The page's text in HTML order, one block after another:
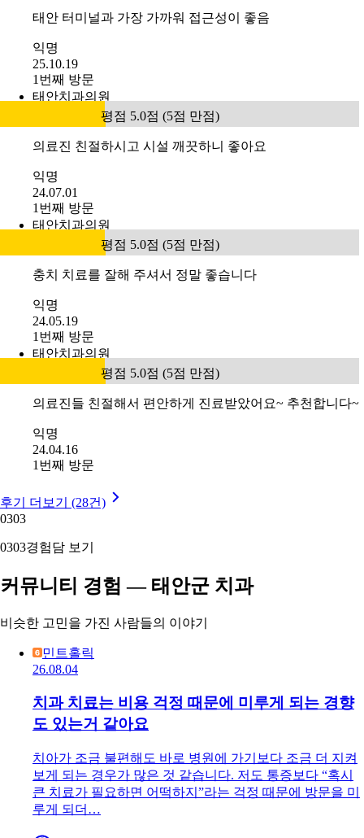
태안 터미널과 가장 가까워 접근성이 좋음
익명
25.10.19
1번째 방문
태안치과의원
평점 5.0점 (5점 만점)
의료진 친절하시고 시설 깨끗하니 좋아요
익명
24.07.01
1번째 방문
태안치과의원
평점 5.0점 (5점 만점)
충치 치료를 잘해 주셔서 정말 좋습니다
익명
24.05.19
1번째 방문
태안치과의원
평점 5.0점 (5점 만점)
의료진들 친절해서 편안하게 진료받았어요~ 추천합니다~
익명
24.04.16
1번째 방문
후기 더보기 (28건)
0303
0303경험담 보기
커뮤니티 경험 — 태안군 치과
비슷한 고민을 가진 사람들의 이야기
민트홀릭
26.08.04
치과 치료는 비용 걱정 때문에 미루게 되는 경향
도 있는거 같아요
치아가 조금 불편해도 바로 병원에 가기보다 조금 더 지켜
보게 되는 경우가 많은 것 같습니다. 저도 통증보다 “혹시
큰 치료가 필요하면 어떡하지”라는 걱정 때문에 방문을 미
루게 되더…